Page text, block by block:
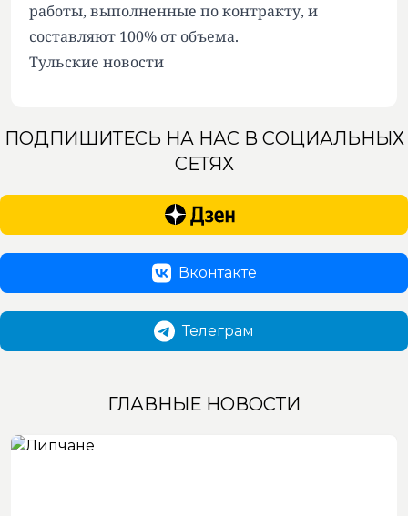
работы, выполненные по контракту, и
составляют 100% от объема.
Тульские новости
ПОДПИШИТЕСЬ НА НАС В СОЦИАЛЬНЫХ
СЕТЯХ
Вконтакте
Телеграм
ГЛАВНЫЕ НОВОСТИ